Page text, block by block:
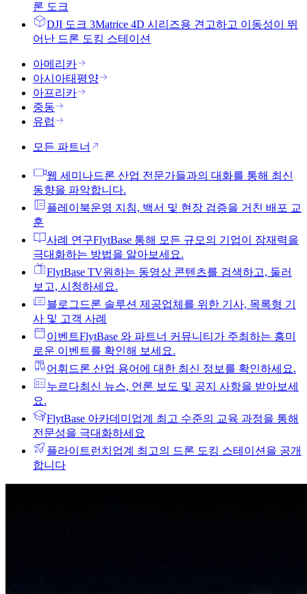
론 도크
DJI 도크 3Matrice 4D 시리즈용 견고하고 이동성이 뛰
어난 드론 도킹 스테이션
아메리카
아시아태평양
아프리카
중동
유럽
모든 파트너
웹 세미나드론 산업 전문가들과의 대화를 통해 최신
동향을 파악합니다.
플레이북운영 지침, 백서 및 현장 검증을 거친 배포 교
훈
사례 연구FlytBase 통해 모든 규모의 기업이 잠재력을
극대화하는 방법을 알아보세요.
FlytBase TV원하는 동영상 콘텐츠를 검색하고, 둘러
보고, 시청하세요.
블로그 드론 솔루션 제공업체를 위한 기사, 목록형 기
사 및 고객 사례
이벤트FlytBase 와 파트너 커뮤니티가 주최하는 흥미
로운 이벤트를 확인해 보세요.
어휘 드론 산업 용어에 대한 최신 정보를 확인하세요.
누르다최신 뉴스, 언론 보도 및 공지 사항을 받아보세
요.
FlytBase 아카데미 업계 최고 수준의 교육 과정을 통해
전문성을 극대화하세요
플라이트런치 업계 최고의 드론 도킹 스테이션을 공개
합니다